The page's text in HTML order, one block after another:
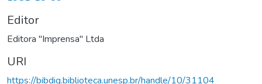
Editor
Editora "Imprensa" Ltda
URI
https://bibdig.biblioteca.unesp.br/handle/10/31104